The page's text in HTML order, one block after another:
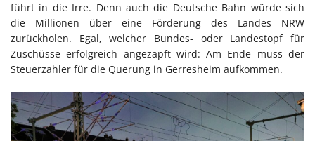
führt in die Irre. Denn auch die Deutsche Bahn würde sich
die Millionen über eine Förderung des Landes NRW
zurückholen. Egal, welcher Bundes- oder Landestopf für
Zuschüsse erfolgreich angezapft wird: Am Ende muss der
Steuerzahler für die Querung in Gerresheim aufkommen.